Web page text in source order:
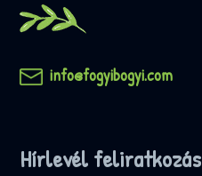
info@fogyibogyi.com
Hírlevél feliratkozás